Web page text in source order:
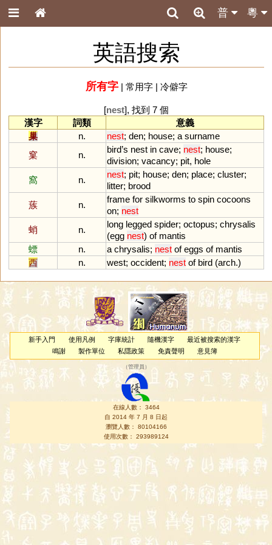
粵
普
英語搜索
所有字| 常用字| 冷僻字
[nest], 找到 7 個
漢字
詞類
意義
巢
n. nest; den; house; a surname
窠
n.
bird’s nest in cave; nest; house;
division; vacancy; pit, hole
窩
n.
nest; pit; house; den; place; cluster;
litter; brood
蔟
n.
frame for silkworms to spin cocoons
on; nest
蛸
n.
long legged spider; octopus; chrysalis
(egg nest) of mantis
螵
n. a chrysalis; nest of eggs of mantis
西
n. west; occident; nest of bird (arch.)
新手入門 使用凡例 字庫統計 隨機漢字
最近被搜索的漢字
鳴謝
製作單位 私隱政策 免責聲明 意見簿
（管理員 ）
在線人數： 3464
自 2014 年 7 月 8 日起
瀏覽人數： 80104166
使用次數： 293989124